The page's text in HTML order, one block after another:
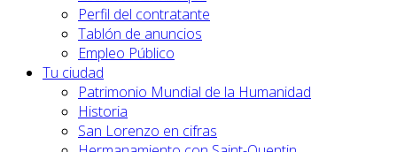
Perfil del contratante
Tablón de anuncios
Empleo Público
Tu ciudad
Patrimonio Mundial de la Humanidad
Historia
San Lorenzo en cifras